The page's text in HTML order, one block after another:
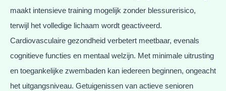
maakt intensieve training mogelijk zonder blessurerisico,
terwijl het volledige lichaam wordt geactiveerd.
Cardiovasculaire gezondheid verbetert meetbaar, evenals
cognitieve functies en mentaal welzijn. Met minimale uitrusting
en toegankelijke zwembaden kan iedereen beginnen, ongeacht
het uitgangsniveau. Getuigenissen van actieve senioren